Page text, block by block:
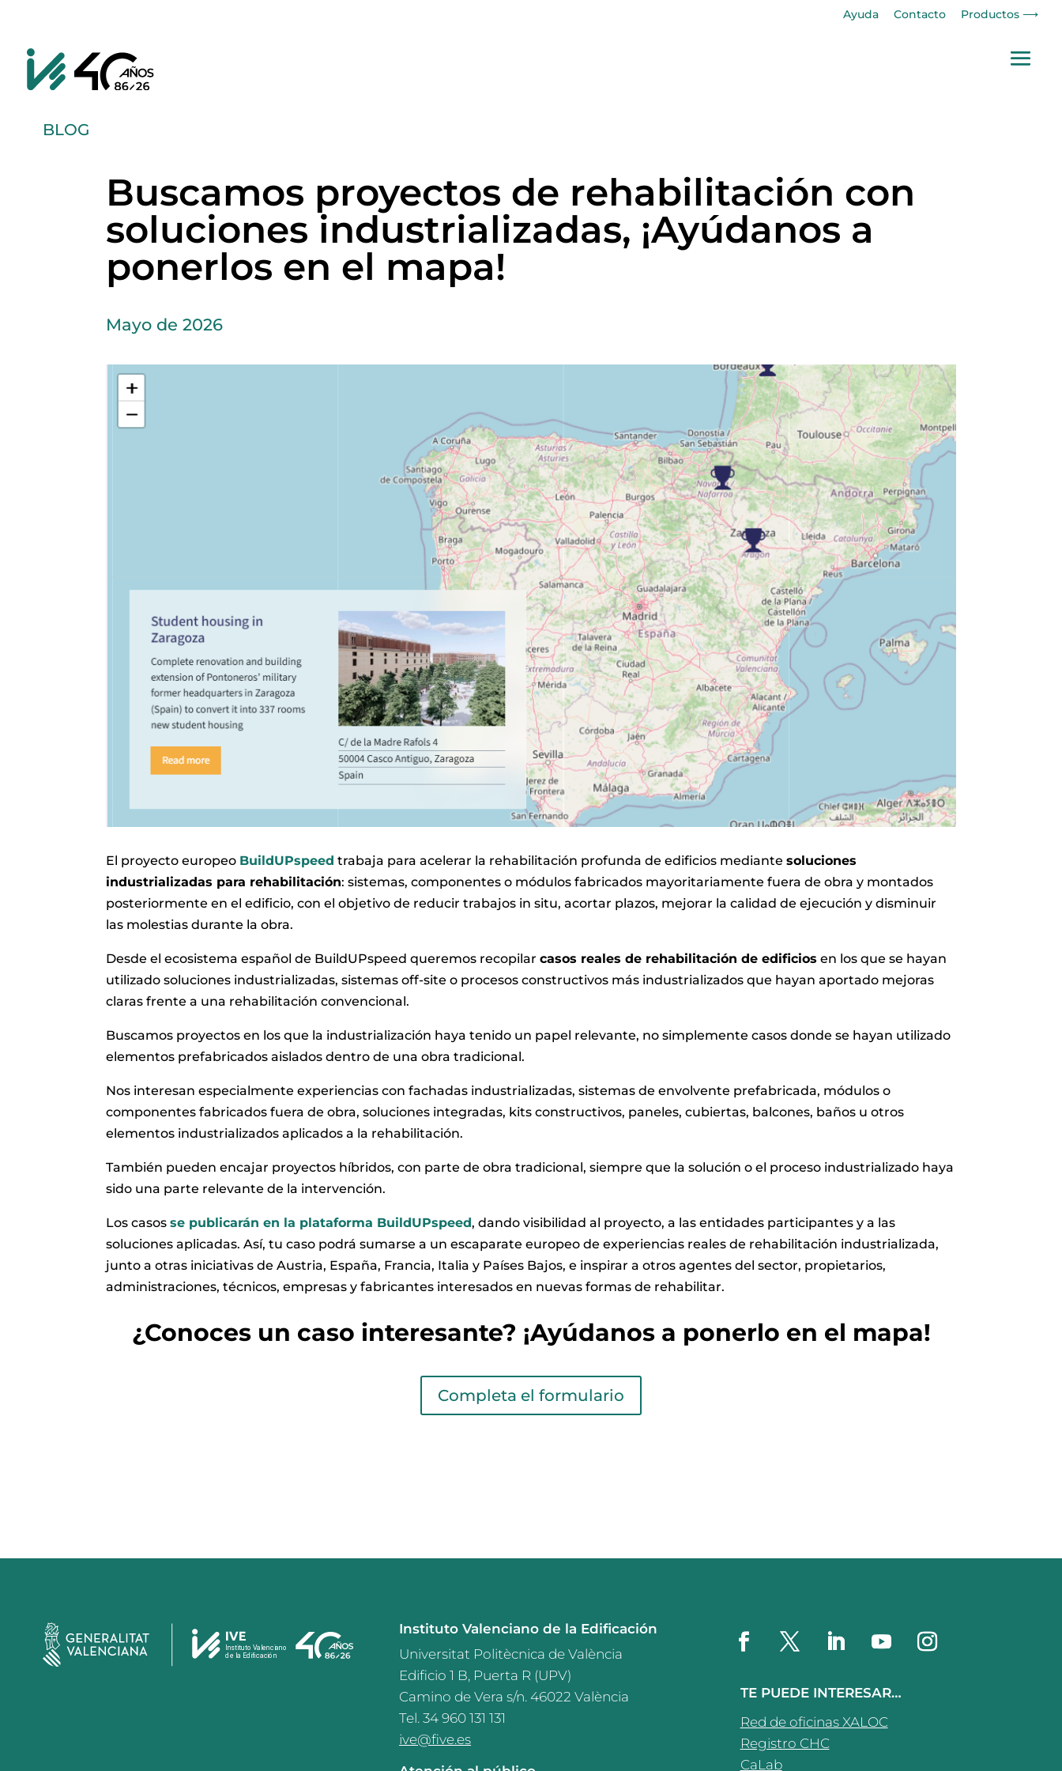
Ayuda Contacto Productos ⟶
BLOG
Buscamos proyectos de rehabilitación con
soluciones industrializadas, ¡Ayúdanos a
ponerlos en el mapa!
Mayo de 2026
El proyecto europeo BuildUPspeed trabaja para acelerar la rehabilitación profunda de edificios mediantesoluciones
industrializadas para rehabilitación: sistemas, componentes o módulos fabricados mayoritariamente fuera de obra y montados
posteriormente en el edificio, con el objetivo de reducir trabajos in situ, acortar plazos, mejorar la calidad de ejecución y disminuir
las molestias durante la obra.
Desde el ecosistema español de BuildUPspeed queremos recopilarcasos reales de rehabilitación de edificios en los que se hayan
utilizado soluciones industrializadas, sistemas off-site o procesos constructivos más industrializados que hayan aportado mejoras
claras frente a una rehabilitación convencional.
Buscamos proyectos en los que la industrialización haya tenido un papel relevante, no simplemente casos donde se hayan utilizado
elementos prefabricados aislados dentro de una obra tradicional.
Nos interesan especialmente experiencias con fachadas industrializadas, sistemas de envolvente prefabricada, módulos o
componentes fabricados fuera de obra, soluciones integradas, kits constructivos, paneles, cubiertas, balcones, baños u otros
elementos industrializados aplicados a la rehabilitación.
También pueden encajar proyectos híbridos, con parte de obra tradicional, siempre que la solución o el proceso industrializado haya
sido una parte relevante de la intervención.
Los casosse publicarán en la plataforma BuildUPspeed, dando visibilidad al proyecto, a las entidades participantes y a las
soluciones aplicadas. Así, tu caso podrá sumarse a un escaparate europeo de experiencias reales de rehabilitación industrializada,
junto a otras iniciativas de Austria, España, Francia, Italia y Países Bajos, e inspirar a otros agentes del sector, propietarios,
administraciones, técnicos, empresas y fabricantes interesados en nuevas formas de rehabilitar.
¿Conoces un caso interesante? ¡Ayúdanos a ponerlo en el mapa!
Completa el formulario
Instituto Valenciano de la Edificación
Universitat Politècnica de València
Edificio 1 B, Puerta R (UPV)
Camino de Vera s/n. 46022 València
Tel. 34 960 131 131
ive@five.es
TE PUEDE INTERESAR…
Red de oficinas XALOC
Registro CHC
CaLab